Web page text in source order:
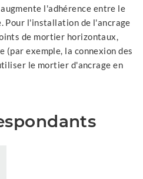
l'adhérence entre le
Pour l'installation de l'ancrage
de mortier horizontaux,
(par exemple, la connexion des
le mortier d'ancrage en